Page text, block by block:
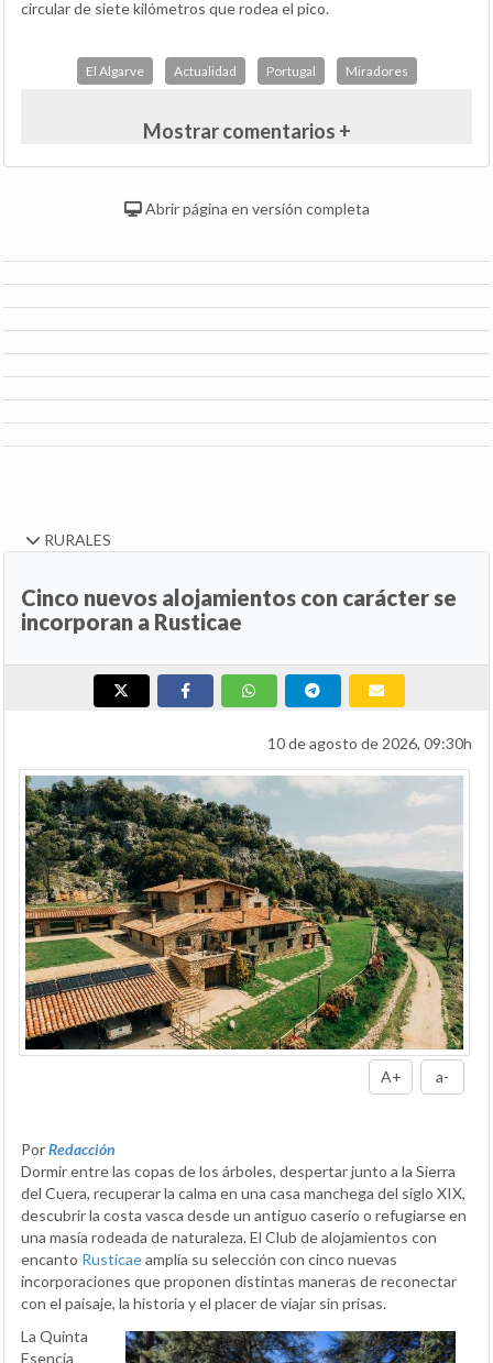
circular de siete kilómetros que rodea el pico.
El Algarve Actualidad Portugal Miradores
Mostrar comentarios +
Abrir página en versión completa
RURALES
Cinco nuevos alojamientos con carácter se
incorporan a Rusticae
10 de agosto de 2026, 09:30h
A+ a-
PorRedacción
Dormir entre las copas de los árboles, despertar junto a la Sierra
del Cuera, recuperar la calma en una casa manchega del siglo XIX,
descubrir la costa vasca desde un antiguo caserío o refugiarse en
una masía rodeada de naturaleza. El Club de alojamientos con
encanto Rusticaeamplía su selección con cinco nuevas
incorporaciones que proponen distintas maneras de reconectar
con el paisaje, la historia y el placer de viajar sin prisas.
La Quinta
Esencia